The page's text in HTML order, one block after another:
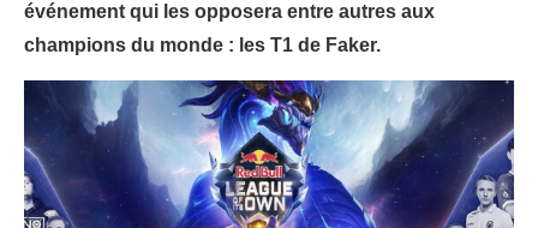
événement qui les opposera entre autres aux
champions du monde : les T1 de Faker.